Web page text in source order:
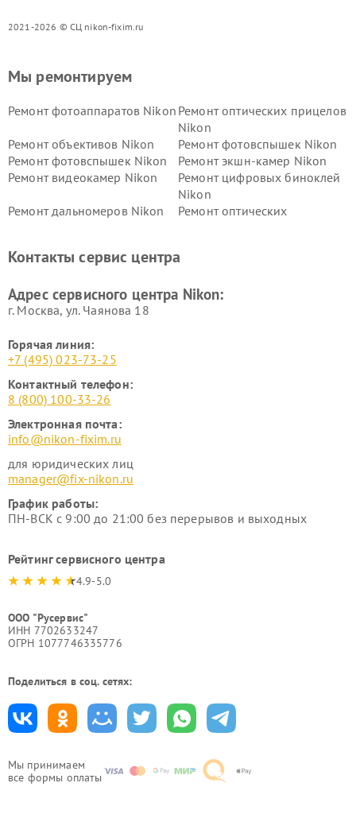
2021-2026 © СЦ nikon-fixim.ru
Мы принимаем
все формы оплаты
Мы ремонтируем
Ремонт фотоаппаратов Nikon Ремонт оптических прицелов
Nikon
Ремонт объективов Nikon
Ремонт фотовспышек Nikon
Ремонт фотовспышек Nikon
Ремонт экшн-камер Nikon
Ремонт видеокамер Nikon
Ремонт цифровых биноклей
Nikon
Ремонт дальномеров Nikon
Ремонт оптических
Контакты сервис центра
Адрес сервисного центра Nikon:
г. Москва, ул. Чаянова 18
Горячая линия:
+7 (495) 023-73-25
Контактный телефон:
8 (800) 100-33-26
Электронная почта:
info@nikon-fixim.ru
для юридических лиц
manager@fix-nikon.ru
График работы:
ПН-ВСК с 9:00 до 21:00 без перерывов и выходных
Рейтинг сервисного центра
4.9-5.0
ООО "Русервис"
ИНН 7702633247
ОГРН 1077746335776
Поделиться в соц. сетях: